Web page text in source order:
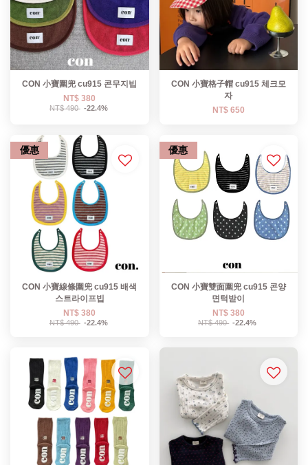
CON 小寶圍兜 cu915 콘무지빕
NT$ 380
NT$ 490 -22.4%
CON 小寶格子帽 cu915 체크모
자
NT$ 650
優惠
CON 小寶線條圍兜 cu915 배색
스트라이프빕
NT$ 380
NT$ 490 -22.4%
優惠
CON 小寶雙面圍兜 cu915 콘양
면턱받이
NT$ 380
NT$ 490 -22.4%